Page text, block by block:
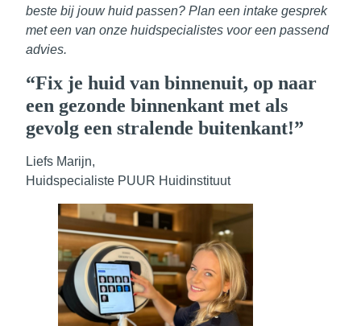
beste bij jouw huid passen? Plan een intake gesprek
met een van onze huidspecialistes voor een passend
advies.
“Fix je huid van binnenuit, op naar
een gezonde binnenkant met als
gevolg een stralende buitenkant!”
Liefs Marijn,
Huidspecialiste PUUR Huidinstituut